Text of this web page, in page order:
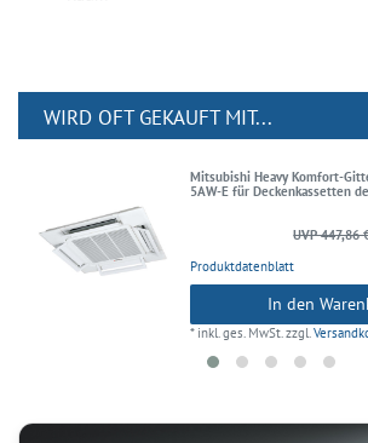
WIRD OFT GEKAUFT MIT...
Mitsubishi Heavy Komfort-
5AW-E für Deckenkassetten
Produktdatenblatt
UVP 447,86
In den
* inkl. ges. MwSt.zzgl.